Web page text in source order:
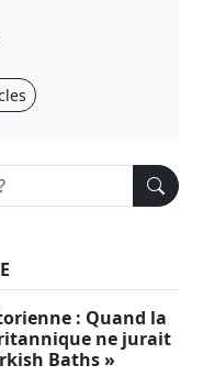
: Quand la
ne jurait
Baths »